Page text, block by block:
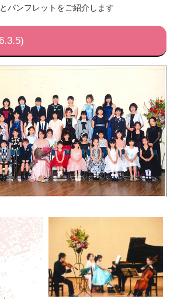
パンフレットをご紹介します